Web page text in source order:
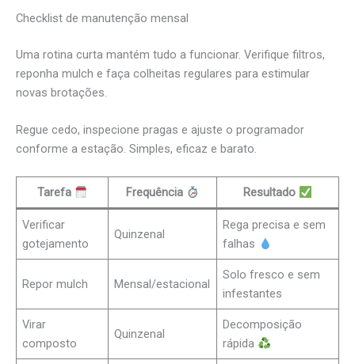
Checklist de manutenção mensal
Uma rotina curta mantém tudo a funcionar. Verifique filtros,
reponha mulch e faça colheitas regulares para estimular
novas brotações.
Regue cedo, inspecione pragas e ajuste o programador
conforme a estação. Simples, eficaz e barato.
Tarefa Frequência Resultado
Verificar
gotejamento
Quinzenal
Rega precisa e sem
falhas
Repor mulch Mensal/estacional
Solo fresco e sem
infestantes
Virar
composto
Quinzenal
Decomposição
rápida